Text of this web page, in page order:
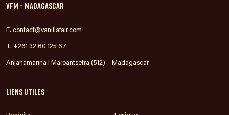
VFM - Madagascar
E. contact@vanillafair.com
T. +261 32 60 125 67
Anjahamarina I Maroantsetra (512) – Madagascar
Liens utiles